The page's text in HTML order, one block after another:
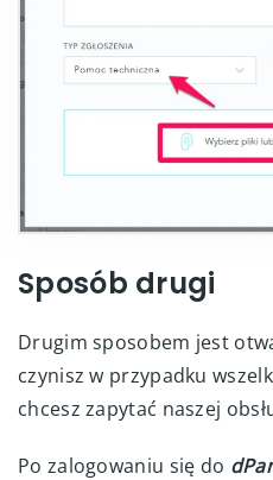
Sposób drugi
Drugim sposobem jest
czynisz w przypadku
chcesz zapytać naszej
Po zalogowaniu się do